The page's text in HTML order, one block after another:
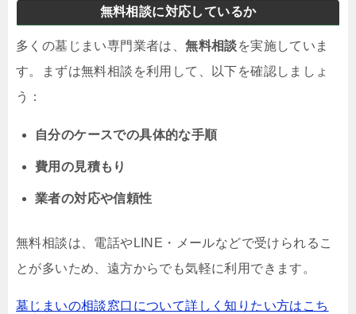
無料相談に対応しているか
多くの墓じまい専門業者は、無料相談を実施していま
す。まずは無料相談を利用して、以下を確認しましょ
う：
自分のケースでの具体的な手順
費用の見積もり
業者の対応や信頼性
無料相談は、電話やLINE・メールなどで受けられるこ
とが多いため、遠方からでも気軽に利用できます。
墓じまいの相談窓口について詳しく知りたい方はこち